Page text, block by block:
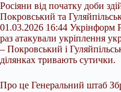
Росіяни від початку доби
Покровський та
01.03.2026 16:44 Укрінформ
раз атакували укріплення
– Покровський і
ділянках тривають сутички.
Про це Генеральний штаб